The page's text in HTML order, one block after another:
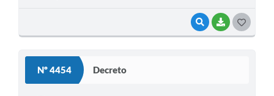
VISUALIZAR
BAIXAR
Nº 4454 Decreto